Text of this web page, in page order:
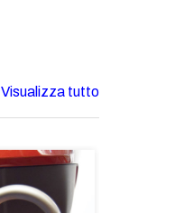
Visualizza tutto